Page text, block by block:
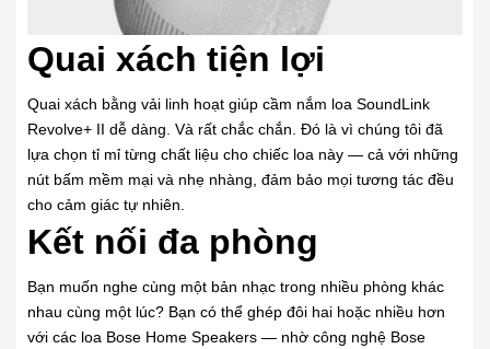
Quai xách tiện lợi
Quai xách bằng vải linh hoạt giúp cầm nắm loa SoundLink
Revolve+ II dễ dàng. Và rất chắc chắn. Đó là vì chúng tôi đã
lựa chọn tỉ mỉ từng chất liệu cho chiếc loa này — cả với những
nút bấm mềm mại và nhẹ nhàng, đảm bảo mọi tương tác đều
cho cảm giác tự nhiên.
Kết nối đa phòng
Bạn muốn nghe cùng một bản nhạc trong nhiều phòng khác
nhau cùng một lúc? Bạn có thể ghép đôi hai hoặc nhiều hơn
với các loa Bose Home Speakers — nhờ công nghệ Bose